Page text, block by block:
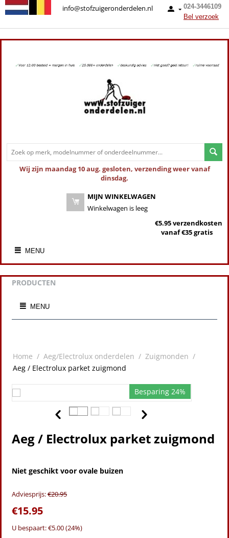
024-3446109
Bel verzoek
info@stofzuigeronderdelen.nl
Wij zijn maandag 10 aug. gesloten, verzending weer vanaf
dinsdag.
MIJN WINKELWAGEN
Winkelwagen is leeg
€5.95 verzendkosten
vanaf €35 gratis
MENU
PRODUCTEN
MENU
Home / Aeg/Electrolux onderdelen / Zuigmonden /
Aeg / Electrolux parket zuigmond
Besparing 24%
Aeg / Electrolux parket zuigmond
Niet geschikt voor ovale buizen
Adviesprijs:€20.95
€15.95
U bespaart: €5.00(24%)